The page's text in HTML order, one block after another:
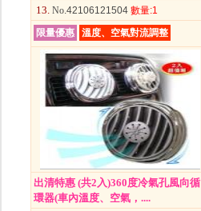
13. No.42106121504數量:1
限量優惠
溫度、空氣對流調整
出清特惠 (共2入)360度冷氣孔風向循
環器(車內溫度、空氣，....